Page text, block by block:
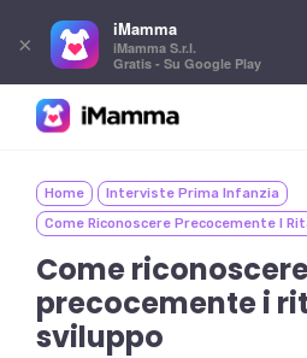
content
Home
Interviste Prima Infanzia
Come Riconoscere Precocemente I
Come
precocemente i
sviluppo
×
iMamma
iMamma S.r.l.
Gratis - Su Google Play